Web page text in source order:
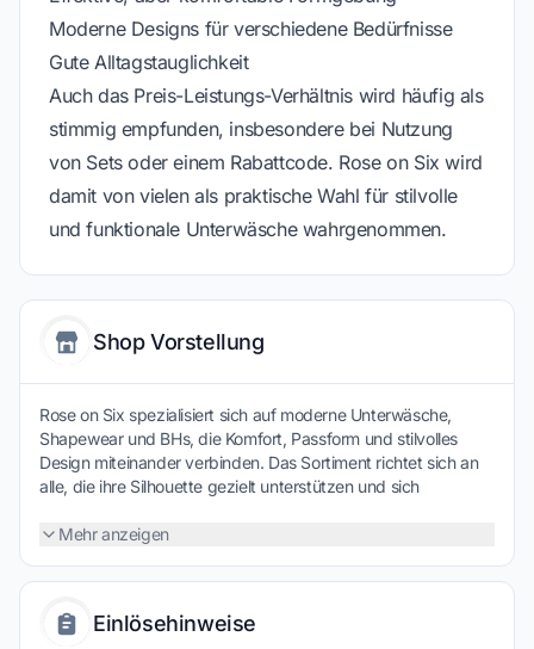
Moderne Designs für verschiedene Bedürfnisse
Gute Alltagstauglichkeit
Auch das Preis-Leistungs-Verhältnis wird häufig als
stimmig empfunden, insbesondere bei Nutzung
von Sets oder einem Rabattcode. Rose on Six wird
damit von vielen als praktische Wahl für stilvolle
und funktionale Unterwäsche wahrgenommen.
Shop Vorstellung
Rose on Six spezialisiert sich auf moderne Unterwäsche,
Shapewear und BHs, die Komfort, Passform und stilvolles
Design miteinander verbinden. Das Sortiment richtet sich an
alle, die ihre Silhouette gezielt unterstützen und sich
Materialien und durchdachte Schnitte sorgen für
Tragegefühl bei besonderen Anlässen. Durch attraktive Preise
funktionale und zugleich ästhetische Wäsche zu entdecken.
Mehr anzeigen
Einlösehinweise